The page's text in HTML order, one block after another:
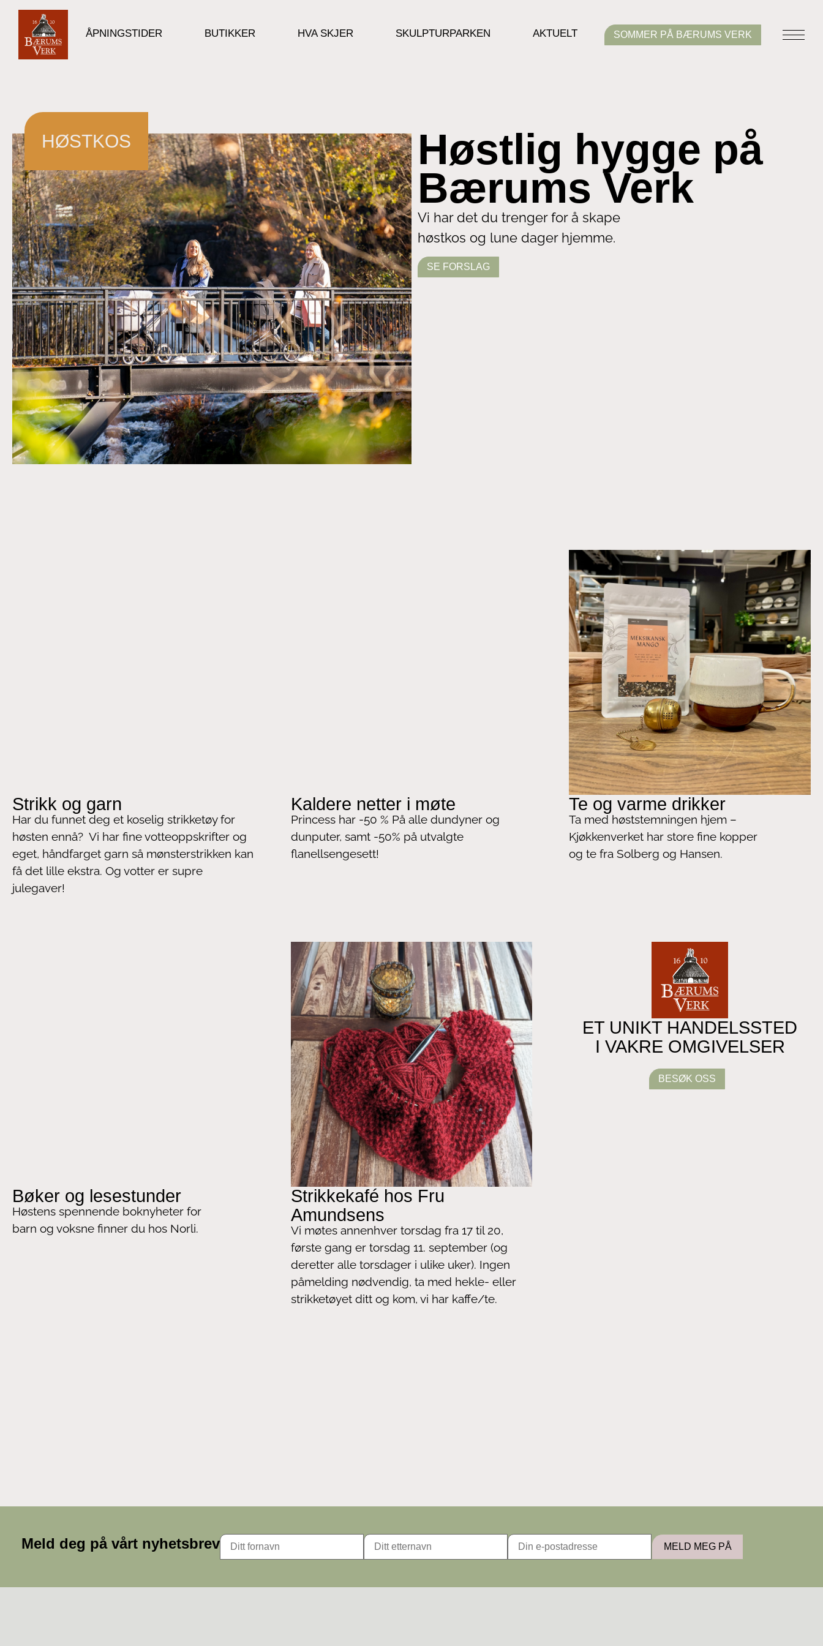
ÅPNINGSTIDER BUTIKKER HVA SKJER SKULPTURPARKEN AKTUELT SOMMER PÅ BÆRUMS VERK
Høstlig hygge på
Bærums Verk
Vi har det du trenger for å skape
høstkos og lune dager hjemme.
SE FORSLAG
HØSTKOS
Strikk og garn
Har du funnet deg et koselig strikketøy for
høsten ennå? Vi har fine votteoppskrifter og
eget, håndfarget garn så mønsterstrikken kan
få det lille ekstra. Og votter er supre
julegaver!
Kaldere netter i møte
Princess har -50 % På alle dundyner og
dunputer, samt -50% på utvalgte
flanellsengesett!
Te og varme drikker
Ta med høststemningen hjem –
Kjøkkenverket har store fine kopper
og te fra Solberg og Hansen.
Bøker og lesestunder
Høstens spennende boknyheter for
barn og voksne finner du hos Norli.
Strikkekafé hos Fru
Amundsens
Vi møtes annenhver torsdag fra 17 til 20,
første gang er torsdag 11. september (og
deretter alle torsdager i ulike uker). Ingen
påmelding nødvendig, ta med hekle- eller
strikketøyet ditt og kom, vi har kaffe/te.
ET UNIKT HANDELSSTED
I VAKRE OMGIVELSER
BESØK OSS
Meld deg på vårt nyhetsbrev